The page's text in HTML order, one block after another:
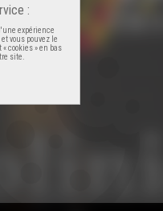
:
expérience
vous pouvez le
cookies » en bas
site.